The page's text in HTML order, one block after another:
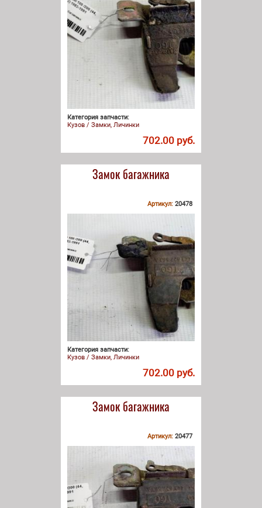
Категория запчасти:
Кузов / Замки, Личинки
702.00 руб.
Замок багажника
Артикул: 20478
Категория запчасти:
Кузов / Замки, Личинки
702.00 руб.
Замок багажника
Артикул: 20477